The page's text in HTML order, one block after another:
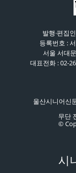
발행·편집
등록번호 :
서울 서대
대표전화 : 02-
울산시니어신
무단
©
시